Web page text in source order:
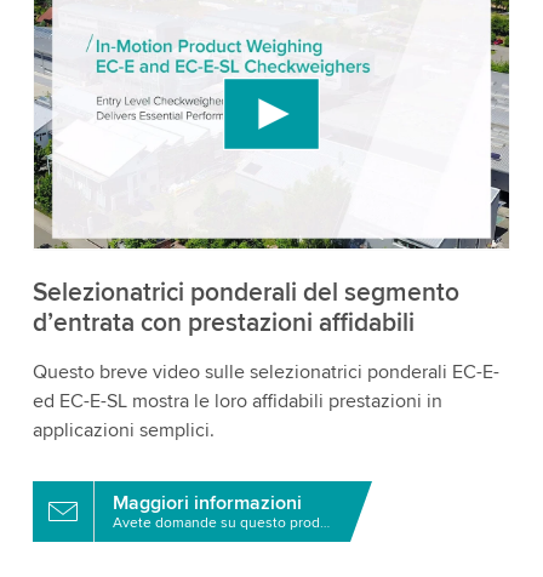
caricare il servizio video di YouTube!
Utilizziamo un servizio di terze parti per
incorporare contenuti video che potrebbe
Selezionatrici ponderali del segmento
d’entrata con prestazioni affidabili
Questo breve video sulle selezionatrici ponderali EC-E-
ed EC-E-SL mostra le loro affidabili prestazioni in
applicazioni semplici.
Maggiori informazioni
Avete domande su questo prodotto?